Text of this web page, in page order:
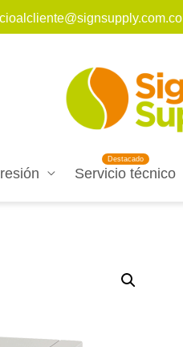
Servicio técnico